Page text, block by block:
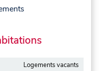
Logements vacants